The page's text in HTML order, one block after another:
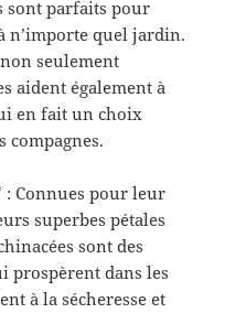
sont parfaits pour
n’importe quel jardin.
seulement
aident également à
en fait un choix
: Connues pour leur
superbes pétales
sont des
prospèrent dans les
à la sécheresse et